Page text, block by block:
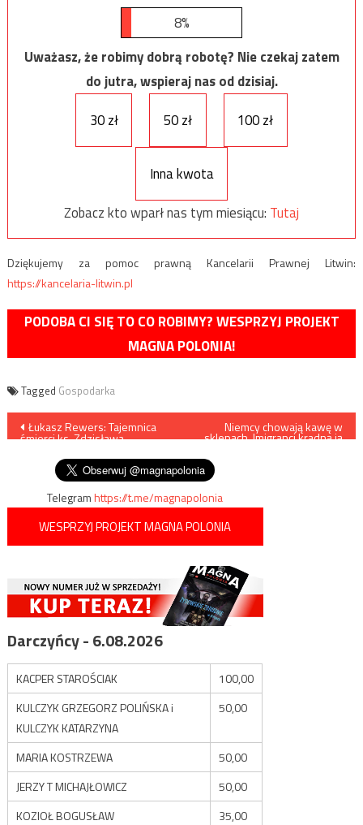
8%
Uważasz, że robimy dobrą robotę? Nie czekaj zatem
do jutra, wspieraj nas od dzisiaj.
30 zł
50 zł 100 zł
Inna kwota
Zobacz kto wparł nas tym miesiącu: Tutaj
Dziękujemy za pomoc prawną Kancelarii Prawnej Litwin:
https://kancelaria-litwin.pl
PODOBA CI SIĘ TO CO ROBIMY? WESPRZYJ PROJEKT
MAGNA POLONIA!
Tagged Gospodarka
Nawigacja
wpisu
Łukasz Rewers: Tajemnica
śmierci ks. Zdzisława
Niemcy chowają kawę w
sklepach. Imigranci kradną ją
Telegramhttps://t.me/magnapolonia
WESPRZYJ PROJEKT MAGNA POLONIA
Darczyńcy - 6.08.2026
KACPER STAROŚCIAK
100,00
KULCZYK GRZEGORZ POLIŃSKA i
KULCZYK KATARZYNA
50,00
MARIA KOSTRZEWA
50,00
JERZY T MICHAJŁOWICZ
50,00
KOZIOŁ BOGUSŁAW
35,00